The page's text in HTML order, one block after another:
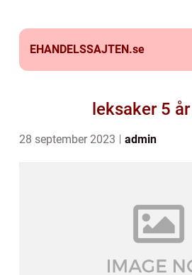
EHANDELSSAJTEN.se
leksaker 5
28 september 2023 admin